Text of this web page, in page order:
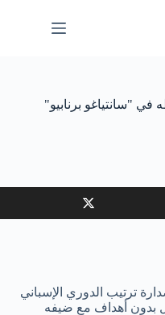
في "سانتياغو برنابيو"
ترتيب الدوري الإسباني
بدون أهداف مع ضيفه